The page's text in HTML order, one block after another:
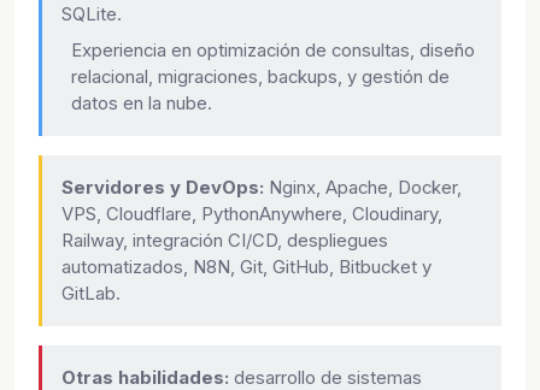
SQLite.
Experiencia en optimización de consultas, diseño
relacional, migraciones, backups, y gestión de
datos en la nube.
Servidores y DevOps: Nginx, Apache, Docker,
VPS, Cloudflare, PythonAnywhere, Cloudinary,
Railway, integración CI/CD, despliegues
automatizados, N8N, Git, GitHub, Bitbucket y
GitLab.
Otras habilidades: desarrollo de sistemas